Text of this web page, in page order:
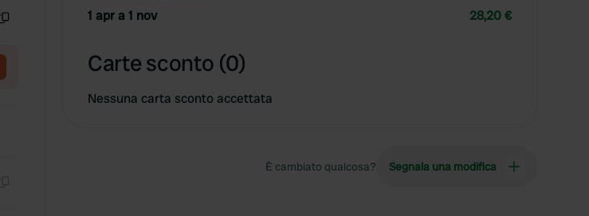
1 apr a 1 nov 28,20 €
Carte sconto (0)
Nessuna carta sconto accettata
È cambiato qualcosa? Segnala una modifica